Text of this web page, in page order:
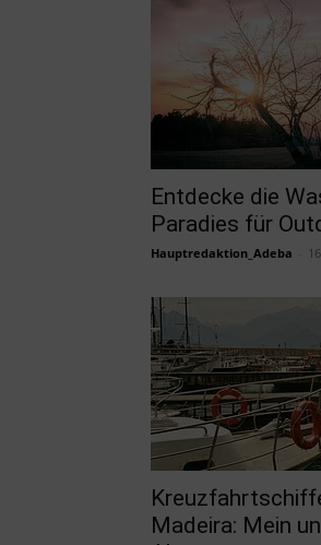
Entdecke die
Paradies für
Hauptredaktion_Adeba
Madeira: Mein